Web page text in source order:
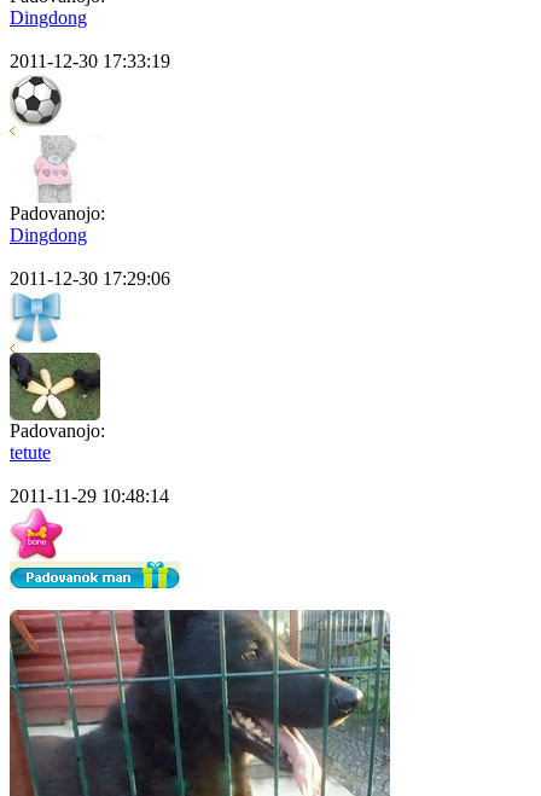
Dingdong
2011-12-30 17:33:19
Padovanojo:
Dingdong
2011-12-30 17:29:06
Padovanojo:
tetute
2011-11-29 10:48:14